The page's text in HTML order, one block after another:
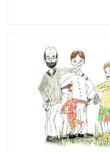
o
o
k
o
n ti
r